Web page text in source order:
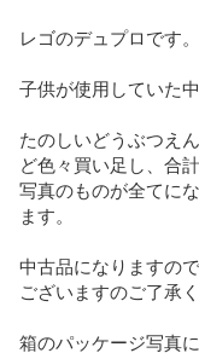
レゴのデュプロです。
子供が使用していた
たのしいどうぶつえ
ど色々買い足し、合
写真のものが全てに
ます。
中古品になりますの
ございますのご了承く
箱のパッケージ写真